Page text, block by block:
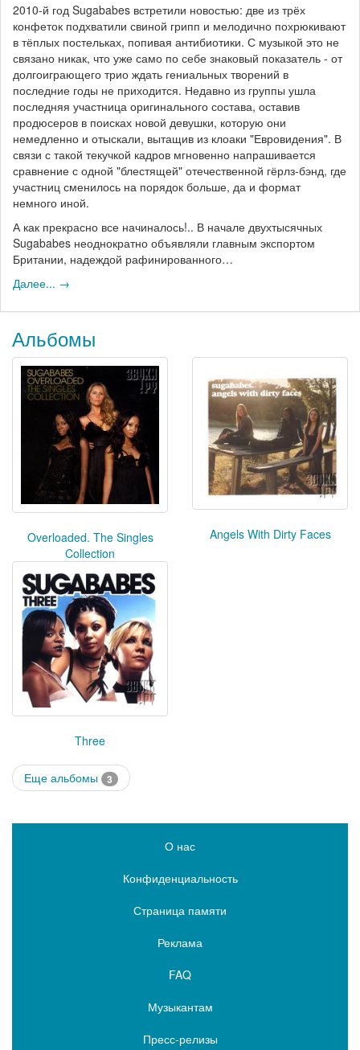
2010-й год Sugababes встретили новостью: две из трёх
конфеток подхватили свиной грипп и мелодично похрюкивают
в тёплых постельках, попивая антибиотики. С музыкой это не
связано никак, что уже само по себе знаковый показатель - от
долгоиграющего трио ждать гениальных творений в
последние годы не приходится. Недавно из группы ушла
последняя участница оригинального состава, оставив
продюсеров в поисках новой девушки, которую они
немедленно и отыскали, вытащив из клоаки "Евровидения". В
связи с такой текучкой кадров мгновенно напрашивается
сравнение с одной "блестящей" отечественной гёрлз-бэнд, где
участниц сменилось на порядок больше, да и формат
немного иной.
А как прекрасно все начиналось!.. В начале двухтысячных
Sugababes неоднократно объявляли главным экспортом
Британии, надеждой рафинированного…
Далее... →
Альбомы
Overloaded. The Singles
Collection
Angels With Dirty Faces
Three
Еще альбомы 3
О нас
Конфиденциальность
Страница памяти
Реклама
FAQ
Музыкантам
Пресс-релизы